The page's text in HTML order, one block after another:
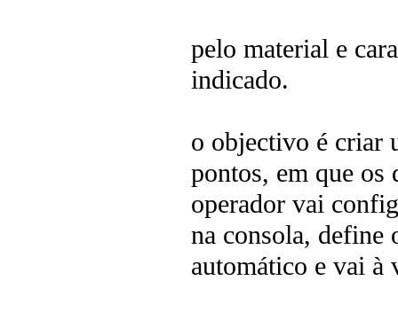
pelo material e
indicado.
o objectivo é criar
pontos, em que os
operador vai
na consola, define
automático e vai à